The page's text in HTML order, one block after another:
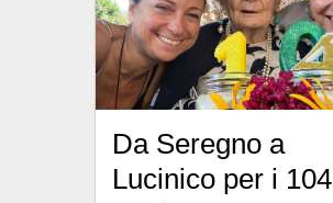
Da Seregno a
Lucinico per i 104